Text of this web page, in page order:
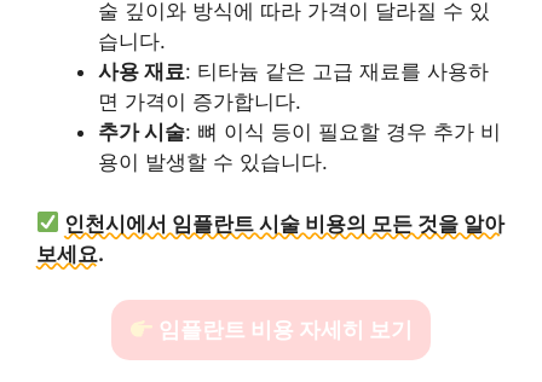
술 깊이와 방식에 따라 가격이 달라질 수 있
습니다.
사용 재료: 티타늄 같은 고급 재료를 사용하
면 가격이 증가합니다.
추가 시술: 뼈 이식 등이 필요할 경우 추가 비
용이 발생할 수 있습니다.
인천시에서 임플란트 시술 비용의 모든 것을 알아
보세요.
임플란트 비용 자세히 보기